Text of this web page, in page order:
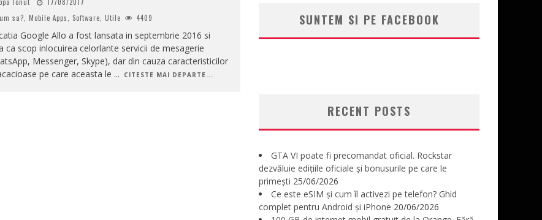
sa? Mobile Apps Software Utile 4409
Google Allo a fost lansata in septembrie 2016 si
ca scop inlocuirea celorlante servicii de mesagerie
Messenger, Skype), dar din cauza caracteristicilor
pe care aceasta le ... CITESTE MAI DEPARTE...
SUNTEM SI PE FACEBOOK
RECENT POSTS
GTA VI poate fi precomandat oficial. Rockstar
dezvăluie edițiile oficiale și bonusurile pe care le
primești 25/06/2026
Ce este eSIM și cum îl activezi pe telefon? Ghid
complet pentru Android și iPhone 20/06/2026